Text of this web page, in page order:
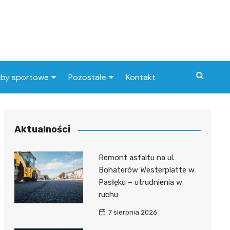
sportowe
piłkarski
Pozostałe Kontakt
Aktualności
Remont asfaltu na ul.
Bohaterów Westerplatte w
Pasłęku – utrudnienia w
ruchu
7 sierpnia 2026